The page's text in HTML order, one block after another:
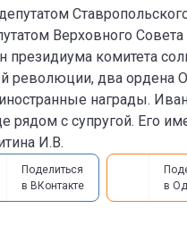
Верховного
комитета
революции, два ордена
награды.
с супругой. Его
И.В.
Поделиться
в ВКонтакте
в